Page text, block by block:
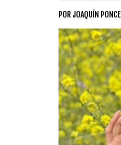
POR JOAQUÍN PONCE